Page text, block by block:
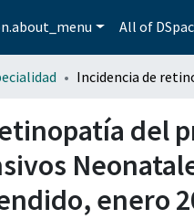
All of
del
enero